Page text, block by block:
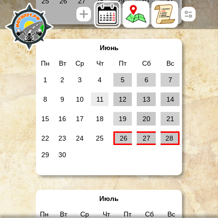
Июнь
Пн
Вт Ср Чт Пт Сб Вс
1 2 3 4 5 6 7
8 9 10 11 12 13 14
15 16 17 18 19 20 21
22 23 24 25 26 27 28
29 30
Июль
Пн
Вт Ср Чт Пт Сб Вс